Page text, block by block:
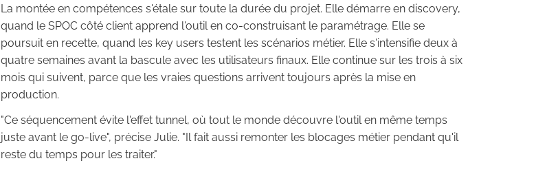
La montée en compétences s'étale sur toute la durée du projet. Elle démarre en discovery,
quand le SPOC côté client apprend l'outil en co-construisant le paramétrage. Elle se
poursuit en recette, quand les key users testent les scénarios métier. Elle s'intensifie deux à
quatre semaines avant la bascule avec les utilisateurs finaux. Elle continue sur les trois à six
mois qui suivent, parce que les vraies questions arrivent toujours après la mise en
production.
"Ce séquencement évite l'effet tunnel, où tout le monde découvre l'outil en même temps
juste avant le go-live", précise Julie. "Il fait aussi remonter les blocages métier pendant qu'il
reste du temps pour les traiter."